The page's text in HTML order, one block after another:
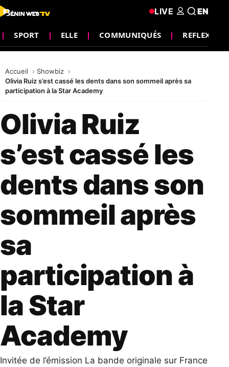
SPORT ELLE COMMUNIQUÉS REFLEXION
LIVE EN
Accueil
Showbiz
Olivia Ruiz s’est cassé les dents dans son sommeil après sa
participation à la Star Academy
Olivia Ruiz
s’est cassé les
dents dans son
sommeil après
sa
participation à
la Star
Academy
Invitée de l’émission La bande originale sur France